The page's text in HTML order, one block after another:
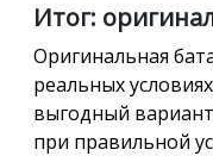
Итог:
Оригинальная
реальных
выгодный
при правильной